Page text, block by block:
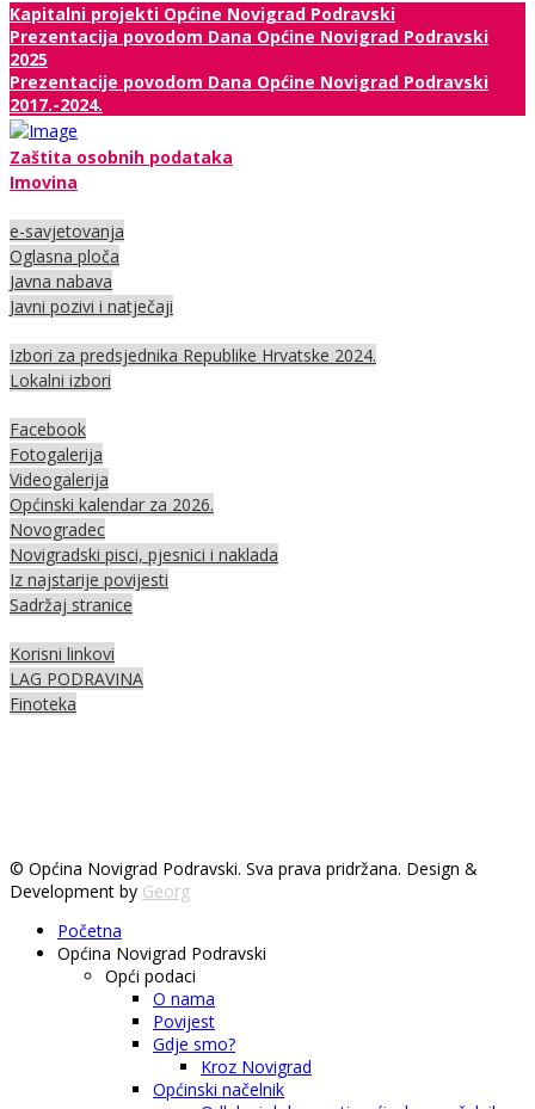
Kapitalni projekti Općine Novigrad Podravski
Prezentacija povodom Dana Općine Novigrad Podravski
2025
Prezentacije povodom Dana Općine Novigrad Podravski
2017.-2024.
Zaštita osobnih podataka
Imovina
e-savjetovanja
Oglasna ploča
Javna nabava
Javni pozivi i natječaji
Izbori za predsjednika Republike Hrvatske 2024.
Lokalni izbori
Facebook
Fotogalerija
Videogalerija
Općinski kalendar za 2026.
Novogradec
Novigradski pisci, pjesnici i naklada
Iz najstarije povijesti
Sadržaj stranice
Korisni linkovi
LAG PODRAVINA
Finoteka
© Općina Novigrad Podravski. Sva prava pridržana. Design &
Development by Georg
Početna
Općina Novigrad Podravski
Opći podaci
O nama
Povijest
Gdje smo?
Kroz Novigrad
Općinski načelnik